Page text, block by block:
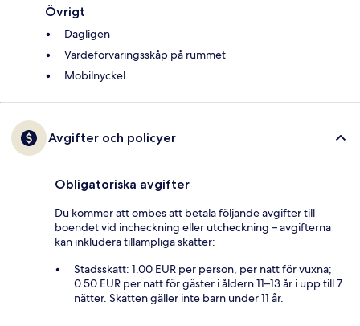
Övrigt
Dagligen
Värdeförvaringsskåp på rummet
Mobilnyckel
Avgifter och policyer
Obligatoriska avgifter
Du kommer att ombes att betala följande avgifter till
boendet vid incheckning eller utcheckning – avgifterna
kan inkludera tillämpliga skatter:
Stadsskatt: 1.00 EUR per person, per natt för vuxna;
0.50 EUR per natt för gäster i åldern 11–13 år i upp till 7
nätter. Skatten gäller inte barn under 11 år.